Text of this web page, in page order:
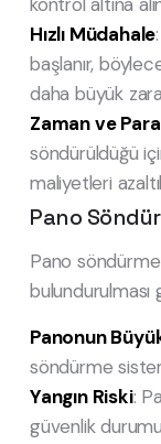
Hızlı Müdahale
başlanır,
daha büyük
Zaman ve
söndürüldüğü
maliyetleri
Pano
Pano
bulundurulması
Panonun
söndürme
Yangın Riski:
güvenlik